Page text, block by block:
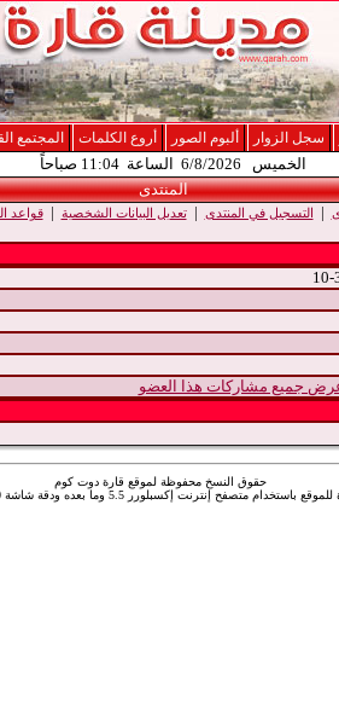
سجل الزوار ألبوم الصور أروع الكلمات المجتمع
الخميس 6/8/2026 الساعة 11:04 صباحاً
المنتدى
| التسجيل في المنتدى |تعديل البيانات الشخصية |قواعد
10-
جميع مشاركات هذا العضو
حقوق النسخ محفوظة لموقع قارة دوت كوم
متصفح إنترنت إكسبلورر 5.5 وما بعده ودقة شاشة 800 * 600 بيكسل